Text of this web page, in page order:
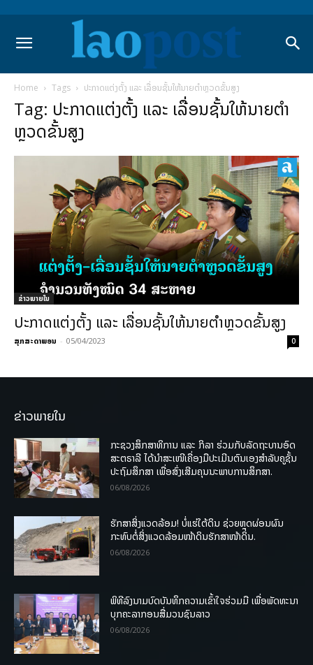
Home Tags ປະກາດແຕ່ງຕັ້ງ ແລະ ເລື່ອນຊັ້ນໃຫ້ນາຍຕໍາຫຼວດຂັ້ນສູງ
Tag: ປະກາດແຕ່ງຕັ້ງ ແລະ ເລື່ອນຊັ້ນໃຫ້ນາຍຕໍາ
ຫຼວດຂັ້ນສູງ
ຂ່າວພາຍ​ໃນ
ປະກາດແຕ່ງຕັ້ງ ແລະ ເລື່ອນຊັ້ນໃຫ້ນາຍຕໍາຫຼວດຂັ້ນສູງ
ສຸກສະດາພອນ - 05/04/2023 0
ຂ່າວພາຍໃນ
ກະຊວງສຶກສາທິການ ແລະ ກິລາ ຮ່ວມກັບລັດຖະບານອົດ
ສະຕຣາລີ ໄດ້ນຳສະເໜີເຄື່ອງມືປະເມີນຕົນເອງສຳລັບຄູຊັ້ນ
ປະຖົມສຶກສາ ເພື່ອສົ່ງເສີມຄຸນນະພາບການສຶກສາ.
06/08/2026
ຮັກສາສິ່ງແວດລ້ອມ! ບໍ່ແຮ່ໃຕ້ດິນ ຊ່ວຍຫຼຸດຜ່ອນຜົນ
ກະທົບຕໍ່ສິ່ງແວດລ້ອມໜ້າດິນຮັກສາໜ້າດິນ.
06/08/2026
ພິທີລົງນາມບົດບັນທຶກຄວາມເຂົ້າໃຈຮ່ວມມື ເພື່ອພັດທະນາ
ບຸກຄະລາກອນສື່ມວນຊົນລາວ
06/08/2026